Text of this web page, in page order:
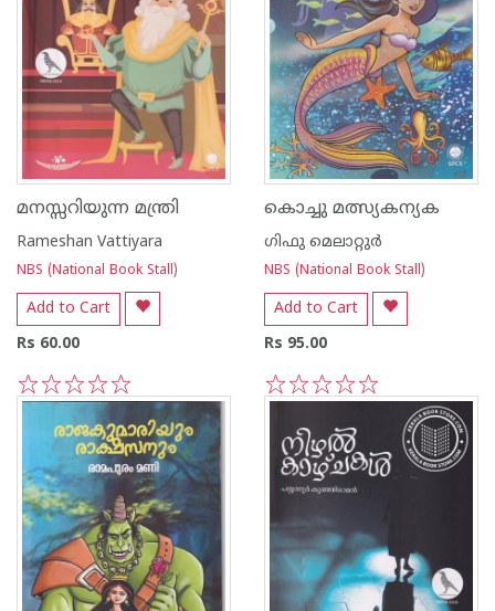
മനസ്സറിയുന്ന മന്ത്രി
Rameshan Vattiyara
NBS (National Book Stall)
Add to Cart
Rs 60.00
5
4
3
2
1
കൊച്ചു മത്സ്യകന്യക
ഗിഫു മെലാറ്റുര്‍‌
NBS (National Book Stall)
Add to Cart
Rs 95.00
5
4
3
2
1